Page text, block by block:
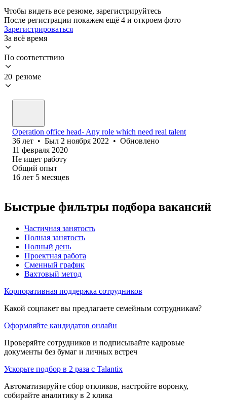
Чтобы видеть все резюме, зарегистрируйтесь
После регистрации покажем ещё 4 и откроем фото
Зарегистрироваться
За всё время
По соответствию
20 резюме
Operation office head- Any role which need real talent
36 лет • Был 2 ноября 2022 • Обновлено
11 февраля 2020
Не ищет работу
Общий опыт
16 лет 5 месяцев
Быстрые фильтры подбора вакансий
Частичная занятость
Полная занятость
Полный день
Проектная работа
Сменный график
Вахтовый метод
Корпоративная поддержка сотрудников
Какой соцпакет вы предлагаете семейным сотрудникам?
Оформляйте кандидатов онлайн
Проверяйте сотрудников и подписывайте кадровые
документы без бумаг и личных встреч
Ускорьте подбор в 2 раза с Talantix
Автоматизируйте сбор откликов, настройте воронку,
собирайте аналитику в 2 клика